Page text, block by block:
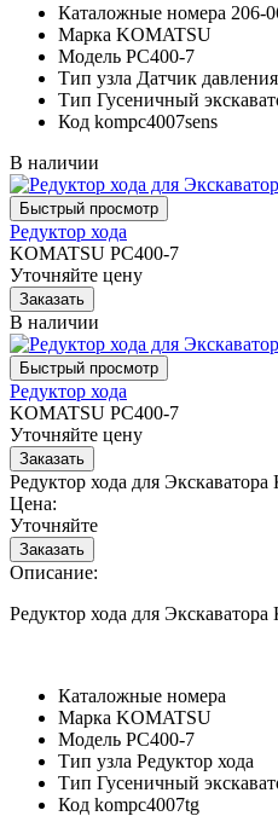
Каталожные номера 206-
Марка KOMATSU
Модель PC400-7
Тип узла Датчик давления
Тип Гусеничный
Код kompc4007sens
В наличии
Редуктор хода
KOMATSU PC400-7
Уточняйте цену
В наличии
Редуктор хода
KOMATSU PC400-7
Уточняйте цену
Редуктор хода для
Цена:
Уточняйте
Описание:
Редуктор хода для
Каталожные номера
Марка KOMATSU
Модель PC400-7
Тип узла Редуктор хода
Тип Гусеничный
Код kompc4007tg